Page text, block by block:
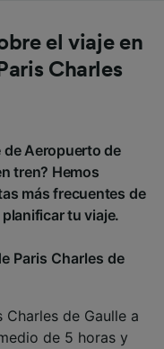
el viaje en
Charles
de Aeropuerto de
tren? Hemos
más frecuentes de
tu viaje.
Paris Charles de
de Gaulle a
de 5 horas y